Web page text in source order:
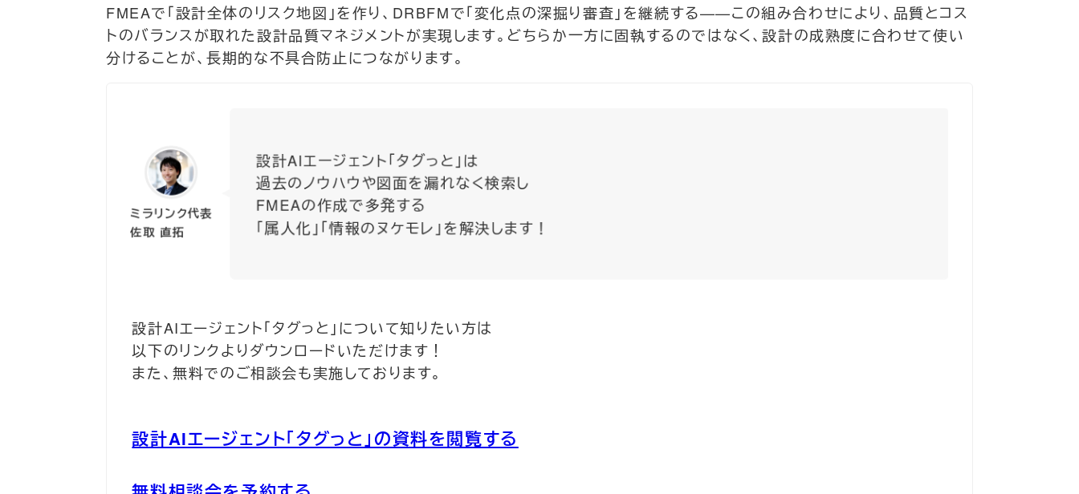
FMEAで「設計全体のリスク地図」を作り、DRBFMで「変化点の深掘り審査」を継続する——この組み合わせにより、品質とコス
トのバランスが取れた設計品質マネジメントが実現します。どちらか一方に固執するのではなく、設計の成熟度に合わせて使い
分けることが、長期的な不具合防止につながります。
ミラリンク代表
佐取 直拓
設計AIエージェント「タグっと」は
過去のノウハウや図面を漏れなく検索し
FMEAの作成で多発する
「属人化」「情報のヌケモレ」を解決します！
設計AIエージェント「タグっと」について知りたい方は
以下のリンクよりダウンロードいただけます！
また、無料でのご相談会も実施しております。
設計AIエージェント「タグっと」の資料を閲覧する